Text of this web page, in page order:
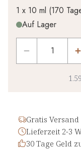
1x
1 x 10 ml (170
Auf Lager
Gratis Versand
Lieferzeit 2-3
30 Tage Geld